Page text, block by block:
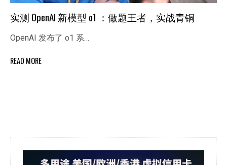
实测 OpenAI 新模型 o1 ：做题王者，实战青铜
OpenAI 发布了 o1 系…
READ MORE